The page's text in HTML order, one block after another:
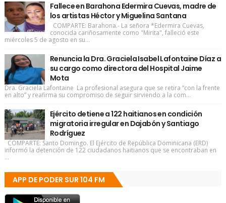
Fallece en Barahona Edermira Cuevas, madre de
los artistas Héctor y Miguelina Santana
COMPARTE: Barahona.- La señora *Edermira Cuevas,
conocida cariñosamente como "Mirita", falleció este
miércoles 5 de agosto en su...
Renuncia la Dra. Graciela Isabel Lafontaine Díaz a
su cargo como directora del Hospital Jaime
Mota
Dra. Graciela Lafontaine La profesional asegura que se retira “con la frente
en alto” y reafirma su compromiso de seguir sirviendo a la com...
Ejército detiene a 122 haitianos en condición
migratoria irregular en Dajabón y Santiago
Rodríguez
COMPARTE: Santo Domingo. El Ejército de República Dominicana (ERD)
informó la detención de 122 ciudadanos haitianos que se encontraban en
...
APP DE PODER SUR 104 FM